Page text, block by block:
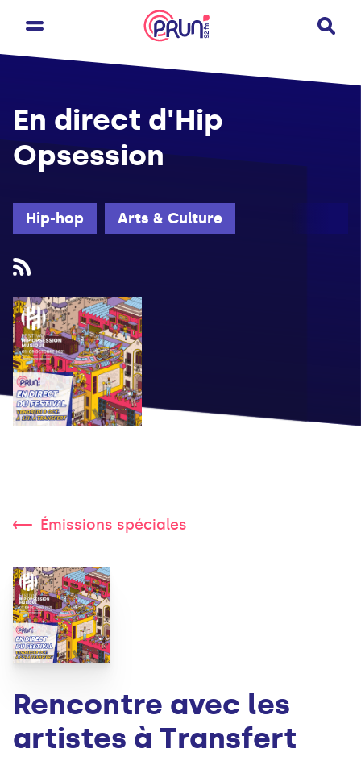
Hip-hop Arts & Culture
En direct d'Hip
Opsession
Émissions spéciales
Rencontre avec les
artistes à Transfert